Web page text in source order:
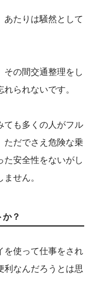
あたりは騒然として
その間交通整理をし
られないです。
ても多くの人がフル
ただでさえ危険な乗
た安全性をないがし
せん。
？
を使って仕事をされ
利なんだろうとは思